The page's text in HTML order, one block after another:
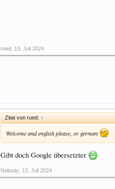
rued 13. Juli 2024
Zitat von rued: ↑
Welcome and english please, or german
Gibt doch Google übersetzter
Nobody 13. Juli 2024